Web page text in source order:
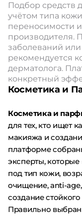
Подбор средств
учётом типа
переносимости
производителя.
заболеваний
рекомендуется
дерматолога.
конкретный
Косметика и
Косметика и
для тех, кто ищет
макияжа и
платформе
эксперты,
под тип кожи,
очищение, anti-
создание
Правильно